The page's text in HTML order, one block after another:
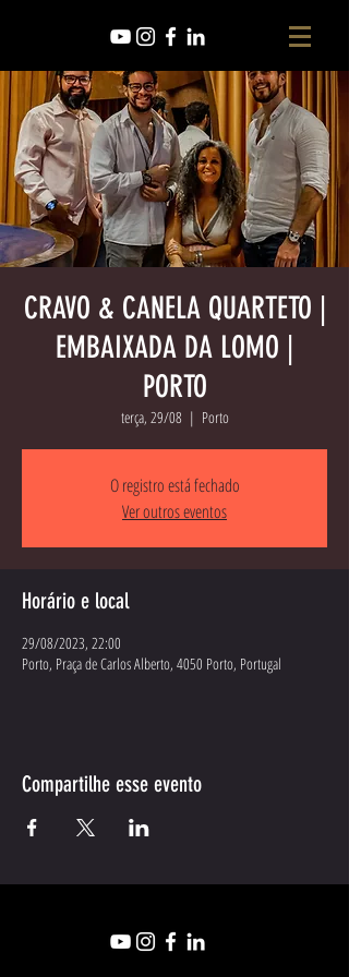
CRAVO & CANELA QUARTETO |
EMBAIXADA DA LOMO |
PORTO
terça, 29/08
  |
Porto
O registro está fechado
Ver outros eventos
Horário e local
29/08/2023, 22:00
Porto, Praça de Carlos Alberto, 4050 Porto, Portugal
Compartilhe esse evento